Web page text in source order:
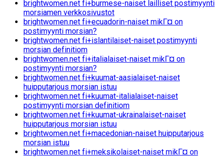
brightwomen.net fi+burmese-naiset lailliset postimyynti
morsiamen verkkosivustot
brightwomen.net fi+ecuadorin-naiset mikГ¤ on
postimyynti morsian?
brightwomen.net fi+islantilaiset-naiset postimyynti
morsian definitiom
brightwomen.net fi+italialaiset-naiset mikГ¤ on
postimyynti morsian?
brightwomen.net fi+kuumat-aasialaiset-naiset
huipputarjous morsian istuu
brightwomen.net fi+kuumat-italialaiset-naiset
postimyynti morsian definitiom
brightwomen.net fi+kuumat-ukrainalaiset-naiset
huipputarjous morsian istuu
brightwomen.net fi+macedonian-naiset huipputarjous
morsian istuu
brightwomen.net fi+meksikolaiset-naiset mikГ¤ on